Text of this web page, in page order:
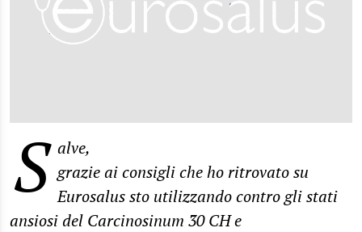
S alve,
grazie ai consigli che ho ritrovato su
Eurosalus sto utilizzando contro gli stati
ansiosi del Carcinosinum 30 CH e